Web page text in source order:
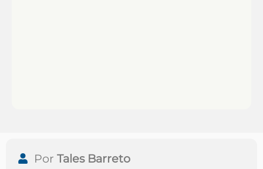
Por Tales Barreto